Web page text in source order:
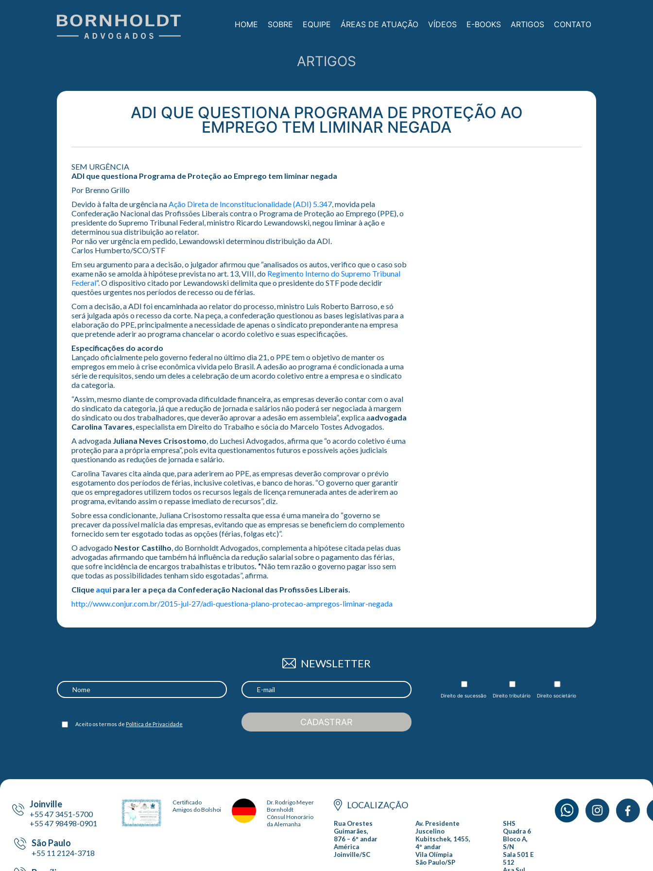
HOME SOBRE EQUIPE ÁREAS DE ATUAÇÃO VÍDEOS E-BOOKS ARTIGOS CONTATO
ARTIGOS
ADI QUE QUESTIONA PROGRAMA DE PROTEÇÃO AO
EMPREGO TEM LIMINAR NEGADA
SEM URGÊNCIA
ADI que questiona Programa de Proteção ao Emprego tem liminar negada
Por Brenno Grillo
Devido à falta de urgência na Ação Direta de Inconstitucionalidade (ADI) 5.347 , movida pela
Confederação Nacional das Profissões Liberais contra o Programa de Proteção ao Emprego (PPE), o
presidente do Supremo Tribunal Federal, ministro Ricardo Lewandowski, negou liminar à ação e
determinou sua distribuição ao relator.
Por não ver urgência em pedido, Lewandowski determinou distribuição da ADI.
Carlos Humberto/SCO/STF
Em seu argumento para a decisão, o julgador afirmou que “analisados os autos, verifico que o caso sob
exame não se amolda à hipótese prevista no art. 13, VIII, do Regimento Interno do Supremo Tribunal
Federal“. O dispositivo citado por Lewandowski delimita que o presidente do STF pode decidir
questões urgentes nos períodos de recesso ou de férias.
Com a decisão, a ADI foi encaminhada ao relator do processo, ministro Luis Roberto Barroso, e só
será julgada após o recesso da corte. Na peça, a confederação questionou as bases legislativas para a
elaboração do PPE, principalmente a necessidade de apenas o sindicato preponderante na empresa
que pretende aderir ao programa chancelar o acordo coletivo e suas especificações.
Especificações do acordo
Lançado oficialmente pelo governo federal no último dia 21, o PPE tem o objetivo de manter os
empregos em meio à crise econômica vivida pelo Brasil. A adesão ao programa é condicionada a uma
série de requisitos, sendo um deles a celebração de um acordo coletivo entre a empresa e o sindicato
da categoria.
“Assim, mesmo diante de comprovada dificuldade financeira, as empresas deverão contar com o aval
do sindicato da categoria, já que a redução de jornada e salários não poderá ser negociada à margem
do sindicato ou dos trabalhadores, que deverão aprovar a adesão em assembleia”, explica aadvogada
Carolina Tavares , especialista em Direito do Trabalho e sócia do Marcelo Tostes Advogados.
A advogada Juliana Neves Crisostomo , do Luchesi Advogados, afirma que “o acordo coletivo é uma
proteção para a própria empresa”, pois evita questionamentos futuros e possíveis ações judiciais
questionando as reduções de jornada e salário.
Carolina Tavares cita ainda que, para aderirem ao PPE, as empresas deverão comprovar o prévio
esgotamento dos períodos de férias, inclusive coletivas, e banco de horas. “O governo quer garantir
que os empregadores utilizem todos os recursos legais de licença remunerada antes de aderirem ao
programa, evitando assim o repasse imediato de recursos”, diz.
Sobre essa condicionante, Juliana Crisostomo ressalta que essa é uma maneira do “governo se
precaver da possível malícia das empresas, evitando que as empresas se beneficiem do complemento
fornecido sem ter esgotado todas as opções (férias, folgas etc)”.
O advogado Nestor Castilho , do Bornholdt Advogados, complementa a hipótese citada pelas duas
advogadas afirmando que também há influência da redução salarial sobre o pagamento das férias,
que sofre incidência de encargos trabalhistas e tributos . “Não tem razão o governo pagar isso sem
que todas as possibilidades tenham sido esgotadas”, afirma.
Clique aqui para ler a peça da Confederação Nacional das Profissões Liberais.
http://www.conjur.com.br/2015-jul-27/adi-questiona-plano-protecao-ampregos-liminar-negada
NEWSLETTER
Direito de sucessão Direito tributário Direito societário
Aceito os termos de Política de Privacidade CADASTRAR
Joinville
+55 47 3451-5700
+55 47 98498-0901
São Paulo
+55 11 2124-3718
Certificado
Amigos do Bolshoi
Dr. Rodrigo Meyer
Bornholdt
Cônsul Honorário
da Alemanha
LOCALIZAÇÃO
Rua Orestes
Guimarães,
876 – 6º andar
América
Joinville/SC
Av. Presidente
Juscelino
Kubitschek, 1455,
4º andar
Vila Olímpia
São Paulo/SP
SHS
Quadra 6
Bloco A,
S/N
Sala 501 E
512